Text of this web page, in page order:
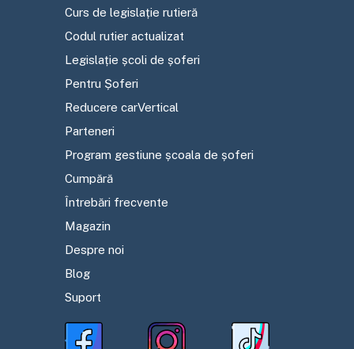
Curs de legislație rutieră
Codul rutier actualizat
Legislație școli de șoferi
Pentru Șoferi
Reducere carVertical
Parteneri
Program gestiune școala de șoferi
Cumpără
Întrebări frecvente
Magazin
Despre noi
Blog
Suport